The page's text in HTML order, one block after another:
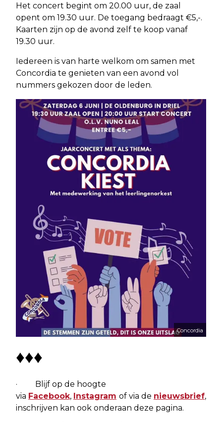
Het concert begint om 20.00 uur, de zaal
opent om 19.30 uur. De toegang bedraagt €5,-.
Kaarten zijn op de avond zelf te koop vanaf
19.30 uur.
Iedereen is van harte welkom om samen met
Concordia te genieten van een avond vol
nummers gekozen door de leden.
Concordia
♦♦♦
· Blijf op de hoogte
via Facebook, Instagram of via de nieuwsbrief,
inschrijven kan ook onderaan deze pagina.